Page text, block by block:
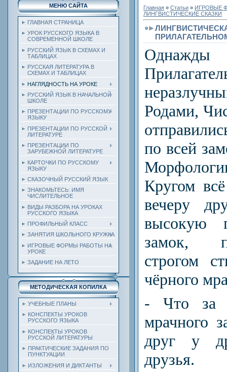
МЕНЮ САЙТА
ГЛАВНАЯ СТРАНИЦА
УРОК РУССКОГО ЯЗЫКА В
СОВРЕМЕННОЙ ШКОЛЕ
РУССКИЙ ЯЗЫК В СХЕМАХ И
ТАБЛИЦАХ
РУССКАЯ ЛИТЕРАТУРА В
СХЕМАХ И ТАБЛИЦАХ
НАГЛЯДНОСТЬ НА УРОКЕ
РУССКИЙ ЯЗЫК В НАЧАЛЬНОЙ
ШКОЛЕ
ПРЕЗЕНТАЦИИ ПО РУССКОМУ
ЯЗЫКУ
ПРЕЗЕНТАЦИИ ПО РУССКОЙ
ЛИТЕРАТУРЕ
ПРЕЗЕНТАЦИИ ПО
ЗАРУБЕЖНОЙ ЛИТЕРАТУРЕ
КАРТОЧКИ ПО РУССКОМУ
ЯЗЫКУ
СКАЗОЧНЫЙ РУССКИЙ ЯЗЫК
ЗНАКОМЬТЕСЬ: ИМЯ
ЧИСЛИТЕЛЬНОЕ
ВИДЫ РАЗБОРА НА УРОКАХ
РУССКОГО ЯЗЫКА
ПРОФИЛЬНЫЙ КЛАСС
ЗАНЯТИЯ ШКОЛЬНОГО КРУЖКА
ИГРОВЫЕ ФОРМЫ РАБОТЫ НА
УРОКЕ
ЗАДАНИЕ НА ЛЕТО
МЕТОДИЧЕСКАЯ КОПИЛКА
УЧЕБНЫЕ ПЛАНЫ
КОНСПЕКТЫ УРОКОВ
РУССКОГО ЯЗЫКА
КОНСПЕКТЫ УРОКОВ
РУССКОЙ ЛИТЕРАТУРЫ
ПРАКТИЧЕСКИЕ ЗАДАНИЯ ПО
ПУНКТУАЦИИ
ИЗЛОЖЕНИЯ И ДИКТАНТЫ
Главная » Статьи » ИГРОВЫЕ
ЛИНГВИСТИЧЕСКИЕ СКАЗКИ
Родами,
по всей
Кругом
вечеру
высокую
замок,
строгом
чёрного
- Что за
мрачного
друг у
друзья.